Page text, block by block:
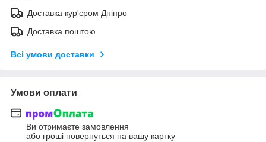
Доставка кур'єром Дніпро
Доставка поштою
Всі умови доставки
Умови оплати
Ви отримаєте замовлення
або гроші повернуться на вашу картку